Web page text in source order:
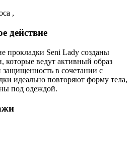
,
действие
прокладки Seni Lady созданы
которые ведут активный образ
в сочетании с
идеально повторяют форму тела,
под одеждой.